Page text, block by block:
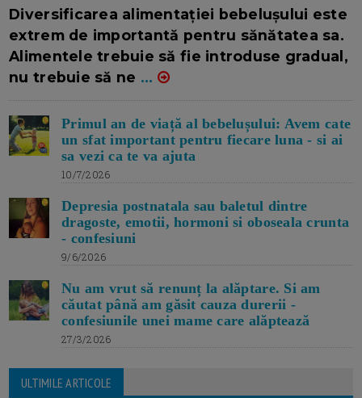
Diversificarea alimentației bebelușului este
extrem de importantă pentru sănătatea sa.
Alimentele trebuie să fie introduse gradual,
nu trebuie să ne ...
Primul an de viață al bebelușului: Avem cate
un sfat important pentru fiecare luna - si ai
sa vezi ca te va ajuta
10/7/2026
Depresia postnatala sau baletul dintre
dragoste, emotii, hormoni si oboseala crunta
- confesiuni
9/6/2026
Nu am vrut să renunț la alăptare. Si am
căutat până am găsit cauza durerii -
confesiunile unei mame care alăptează
27/3/2026
ULTIMILE ARTICOLE